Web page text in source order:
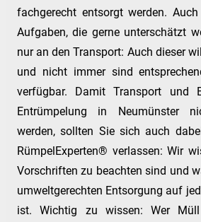
fachgerecht entsorgt werden.
Aufgaben, die gerne unterschätzt
nur an den Transport: Auch dieser
und nicht immer sind
verfügbar. Damit Transport und
Entrümpelung in Neumünster
werden, sollten Sie sich auch
RümpelExperten® verlassen: Wir
Vorschriften zu beachten sind und
umweltgerechten Entsorgung auf
ist. Wichtig zu wissen: Wer